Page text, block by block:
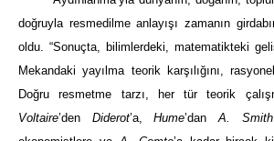
doğruyla resmedilme anlayışı zamanın
oldu. “Sonuçta, bilimlerdeki, matematikteki
Mekandaki yayılma teorik karşılığını,
Doğru resmetme tarzı, her tür teorik
Voltaire’den Diderot’a,Hume’danA. Smith